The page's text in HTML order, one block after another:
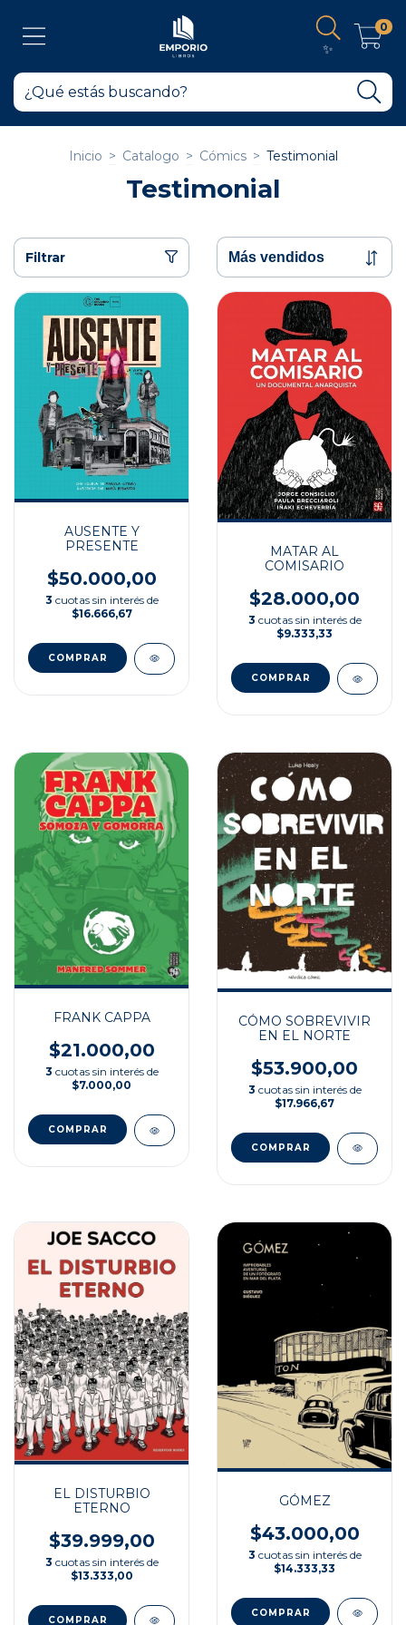
✨
0
Inicio > Catalogo > Cómics > Testimonial
Testimonial
Filtrar
AUSENTE Y
PRESENTE
$50.000,00
3 cuotas sin interés de
$16.666,67
MATAR AL
COMISARIO
$28.000,00
3 cuotas sin interés de
$9.333,33
FRANK CAPPA
$21.000,00
3 cuotas sin interés de
$7.000,00
CÓMO SOBREVIVIR
EN EL NORTE
$53.900,00
3 cuotas sin interés de
$17.966,67
EL DISTURBIO
ETERNO
$39.999,00
3 cuotas sin interés de
$13.333,00
GÓMEZ
$43.000,00
3 cuotas sin interés de
$14.333,33